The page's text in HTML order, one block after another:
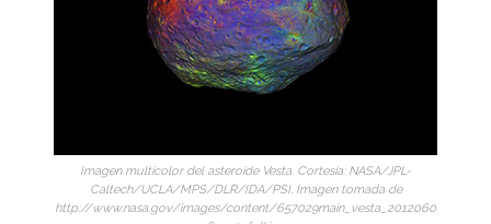
Imagen multicolor del asteroide Vesta. Cortesía: NASA/JPL-
Caltech/UCLA/MPS/DLR/IDA/PSI. Imagen tomada de
http://www.nasa.gov/images/content/657029main_vesta_2012060